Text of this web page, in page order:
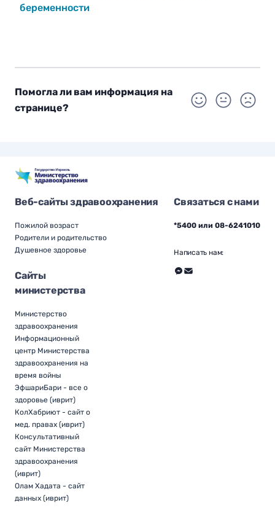
беременности
Помогла ли вам информация на
странице?
Веб-сайты здравоохранения
Пожилой возраст
Родители и родительство
Душевное здоровье
Сайты
министерства
Министерство
здравоохранения
Информационный
центр Министерства
здравоохранения на
время войны
ЭфшариБари - все о
здоровье (иврит)
КолХабриют - сайт о
мед. правах (иврит)
Консультативный
сайт Министерства
здравоохранения
(иврит)
Олам Хадата - сайт
данных (иврит)
Связаться с нами
*5400 или 08-6241010
Написать нам: